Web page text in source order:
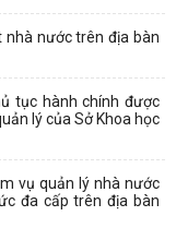
nhà nước trên địa bàn
tục hành chính được
lý của Sở Khoa học
vụ quản lý nhà nước
đa cấp trên địa bàn